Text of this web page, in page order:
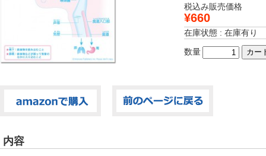
税込み販売価格
¥660
在庫状態 : 在庫有り
数量
内容